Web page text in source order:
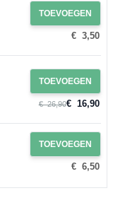
TOEVOEGEN
€ 3,50
TOEVOEGEN
€ 26,90€ 16,90
TOEVOEGEN
€ 6,50